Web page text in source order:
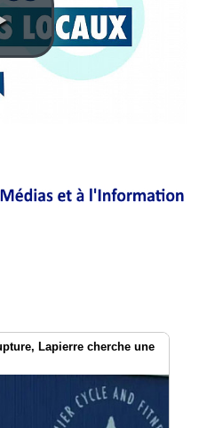
Lapierre cherche une